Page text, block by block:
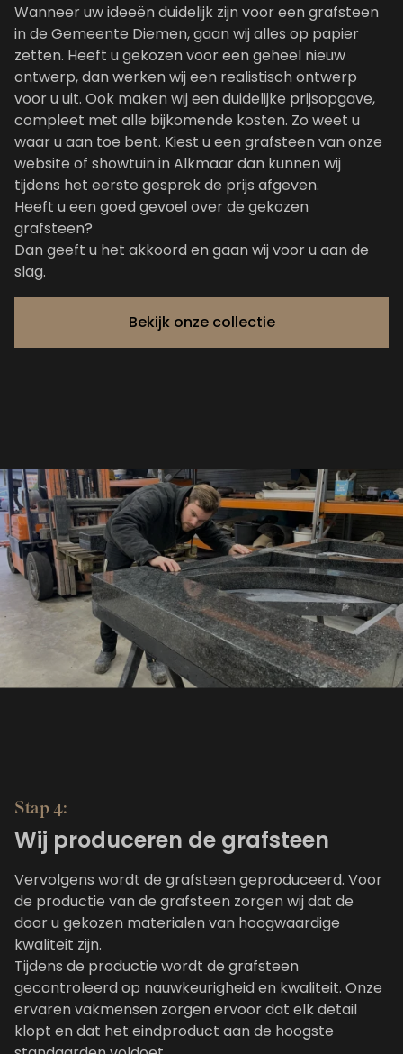
Wanneer uw ideeën duidelijk zijn voor een grafsteen
in de Gemeente Diemen, gaan wij alles op papier
zetten. Heeft u gekozen voor een geheel nieuw
ontwerp, dan werken wij een realistisch ontwerp
voor u uit. Ook maken wij een duidelijke prijsopgave,
compleet met alle bijkomende kosten. Zo weet u
waar u aan toe bent. Kiest u een grafsteen van onze
website of showtuin in Alkmaar dan kunnen wij
tijdens het eerste gesprek de prijs afgeven.
Heeft u een goed gevoel over de gekozen
grafsteen?
Dan geeft u het akkoord en gaan wij voor u aan de
slag.
Bekijk onze collectie
Stap 4:
Wij produceren de grafsteen
Vervolgens wordt de grafsteen geproduceerd. Voor
de productie van de grafsteen zorgen wij dat de
door u gekozen materialen van hoogwaardige
kwaliteit zijn.
Tijdens de productie wordt de grafsteen
gecontroleerd op nauwkeurigheid en kwaliteit. Onze
ervaren vakmensen zorgen ervoor dat elk detail
klopt en dat het eindproduct aan de hoogste